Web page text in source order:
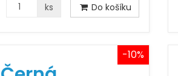
ks Do košíku
-10%